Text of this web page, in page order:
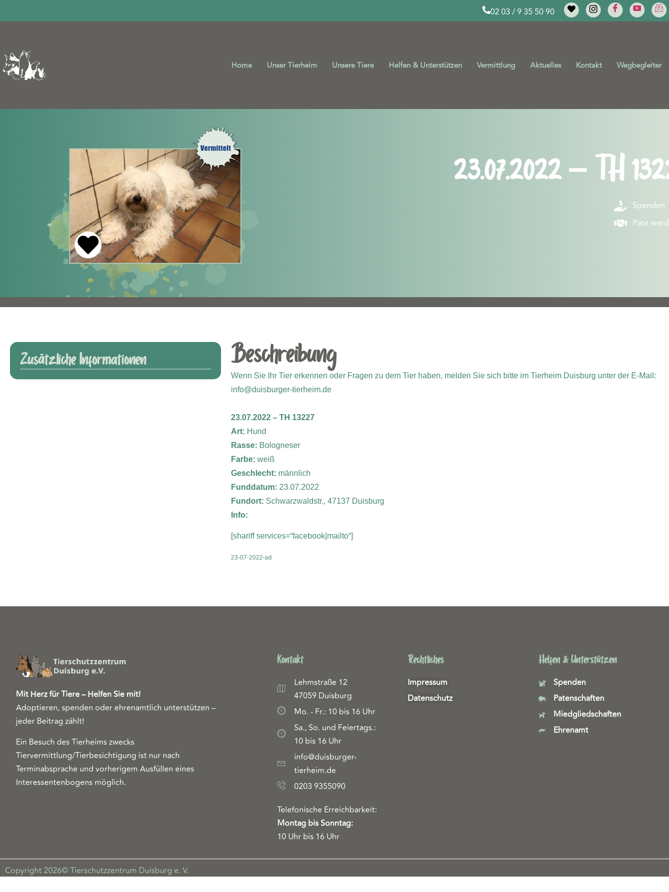
02 03 / 9 35 50 90
Home Unser Tierheim Unsere Tiere Helfen & Unterstützen Vermittlung Aktuelles Kontakt Wegbegleiter
23.07.2022 – TH
Spenden
Pate
Zusätzliche Informationen Beschreibung
Wenn Sie Ihr Tier erkennen oder Fragen zu dem Tier haben, melden Sie sich bitte im Tierheim Duisburg unter der E-Mail:
info@duisburger-tierheim.de
23.07.2022 – TH 13227
Art: Hund
Rasse: Bologneser
Farbe: weiß
Geschlecht: männlich
Funddatum: 23.07.2022
Fundort: Schwarzwaldstr., 47137 Duisburg
Info:
[shariff services=“facebook|mailto“]
23-07-2022-ad
Mit Herz für Tiere – Helfen Sie mit!
Adoptieren, spenden oder ehrenamtlich unterstützen –
jeder Beitrag zählt!
Ein Besuch des Tierheims zwecks
Tiervermittlung/Tierbesichtigung ist nur nach
Terminabsprache und vorherigem Ausfüllen eines
Interessentenbogens möglich.
Kontakt
Lehmstraße 12
47059 Duisburg
Mo. - Fr.: 10 bis 16 Uhr
Sa., So. und Feiertags.:
10 bis 16 Uhr
info@duisburger-
tierheim.de
0203 9355090
Telefonische Erreichbarkeit:
Montag bis Sonntag:
10 Uhr bis 16 Uhr
Rechtliches
Impressum
Datenschutz
Helfen & Unterstützen
Spenden
Patenschaften
Miedgliedschaften
Ehrenamt
Copyright 2026© Tierschutzzentrum Duisburg e. V.